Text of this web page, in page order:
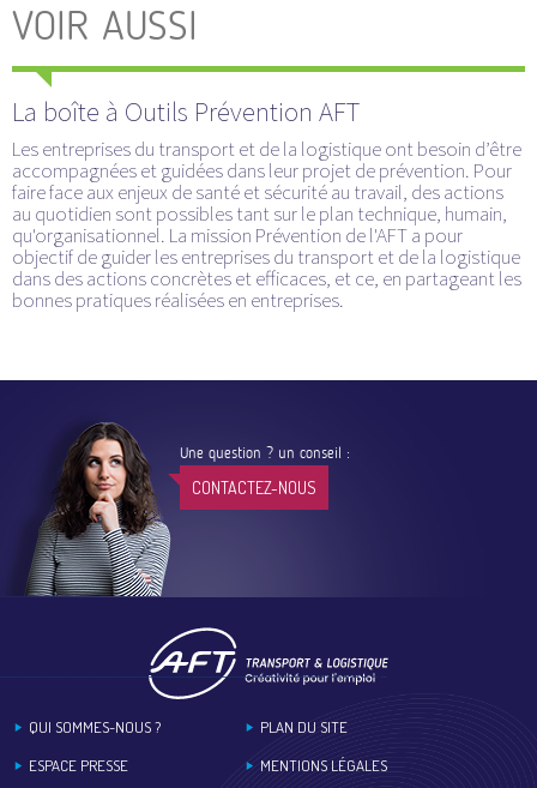
VOIR AUSSI
La boîte à Outils Prévention AFT
Les entreprises du transport et de la logistique ont besoin d’être
accompagnées et guidées dans leur projet de prévention. Pour
faire face aux enjeux de santé et sécurité au travail, des actions
au quotidien sont possibles tant sur le plan technique, humain,
qu'organisationnel. La mission Prévention de l'AFT a pour
objectif de guider les entreprises du transport et de la logistique
dans des actions concrètes et efficaces, et ce, en partageant les
bonnes pratiques réalisées en entreprises.
Une question ? un conseil :
CONTACTEZ-NOUS
QUI SOMMES-NOUS ?
ESPACE PRESSE
PLAN DU SITE
MENTIONS LÉGALES